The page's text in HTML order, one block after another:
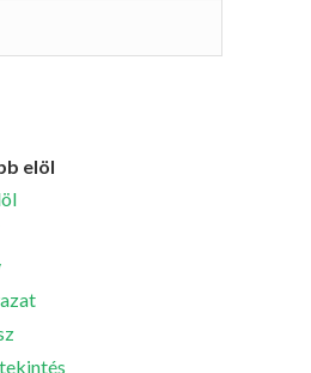
elöl